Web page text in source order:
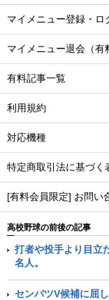
マイメニュー登録・ロ
マイメニュー退会（有
有料記事一覧
利用規約
対応機種
特定商取引法に基づく
[有料会員限定] お問い
高校野球の前後の記事
打者や投手より目立
名人。
センバツV候補に屈